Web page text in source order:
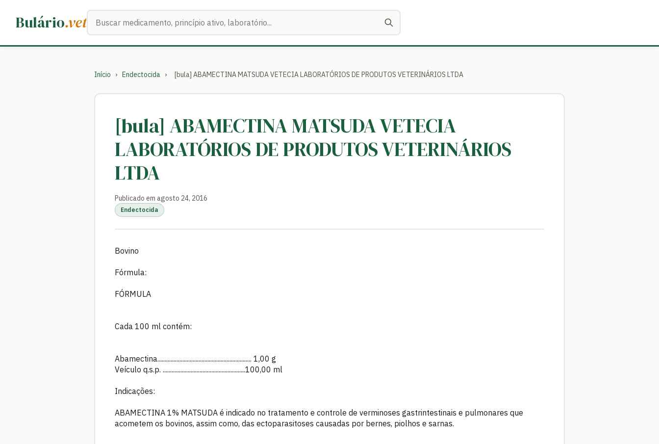
Bulário.vetBuscar medicamentos
Início › Endectocida › [bula] ABAMECTINA MATSUDA VETECIA LABORATÓRIOS DE PRODUTOS VETERINÁRIOS LTDA
[bula] ABAMECTINA MATSUDA VETECIA
LABORATÓRIOS DE PRODUTOS VETERINÁRIOS
LTDA
Publicado em agosto 24, 2016
Endectocida
Bovino
Fórmula:
FÓRMULA
Cada 100 ml contém:
Abamectina................................................................ 1,00 g
Veículo q.s.p. ........................................................100,00 ml
Indicações:
ABAMECTINA 1% MATSUDA é indicado no tratamento e controle de verminoses gastrintestinais e pulmonares que
acometem os bovinos, assim como, das ectoparasitoses causadas por bernes, piolhos e sarnas.